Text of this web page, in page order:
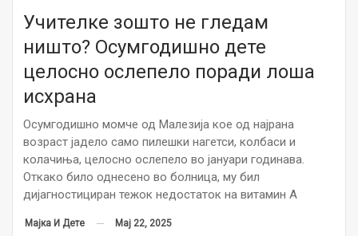
Учителке зошто не гледам
ништо? Осумгодишно дете
целосно ослепело поради лоша
исхрана
Осумгодишно момче од Малезија кое од најрана
возраст јадело само пилешки нагетси, колбаси и
колачиња, целосно ослепело во јануари годинава.
Откако било однесено во болница, му бил
дијагностициран тежок недостаток на витамин А
Мајка И Дете Мај 22, 2025